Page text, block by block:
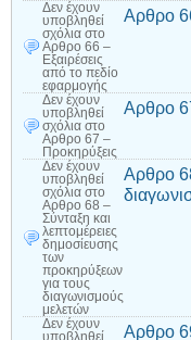
Δεν έχουν
υποβληθεί
σχόλια στο
Αρθρο 66 –
Εξαιρέσεις
από το πεδίο
εφαρμογής
Αρθρο
Δεν έχουν
υποβληθεί
σχόλια στο
Αρθρο 67 –
Προκηρύξεις
Αρθρο
Δεν έχουν
υποβληθεί
σχόλια στο
Αρθρο 68 –
Σύνταξη και
λεπτομέρειες
δημοσίευσης
των
προκηρύξεων
για τους
διαγωνισμούς
μελετών
Αρθρο
Δεν έχουν
υποβληθεί
Αρθρο